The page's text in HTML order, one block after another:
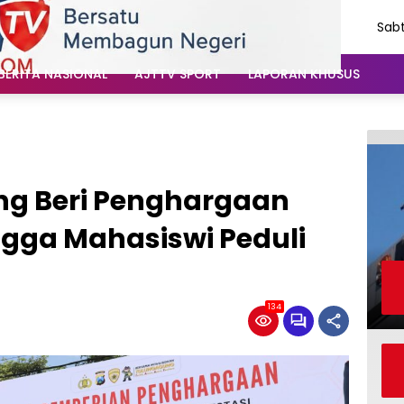
NASIONAL AJTTV SPORT LAPORAN KHUSUS
Beri Penghargaan
Mahasiswi Peduli
134